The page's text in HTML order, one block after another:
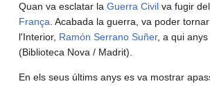
Quan va esclatar la Guerra Civil va fugir del
França . Acabada la guerra, va poder
l'Interior, Ramón Serrano Suñer, a qui
(Biblioteca Nova / Madrit).
En els seus últims anys es va mostrar